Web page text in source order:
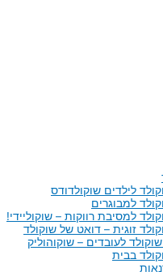
לילדים שוקולדודס
למבוגרים
למסיבת רווקות – שוקוליידי!
זוגית – דואט של שוקולד
לעובדים – שוקוהוליק
בבית